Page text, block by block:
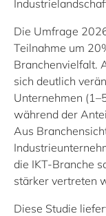
Die Umfrage
Teilnahme um
Branchenvielfalt.
sich deutlich
Unternehmen
während der
Aus
die IKT‑Branche
stärker vertreten
Diese Studie